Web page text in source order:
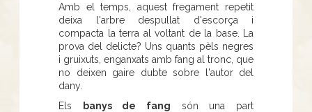
Amb el temps, aquest fregament repetit
deixa l'arbre despullat d'escorça i
compacta la terra al voltant de la base. La
prova del delicte? Uns quants pèls negres
i gruixuts, enganxats amb fang al tronc, que
no deixen gaire dubte sobre l'autor del
dany.
Els
banys de fang són una part